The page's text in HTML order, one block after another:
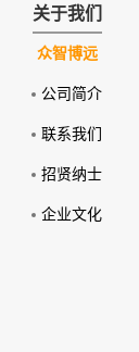
关于我们
众智博远
公司简介
联系我们
招贤纳士
企业文化